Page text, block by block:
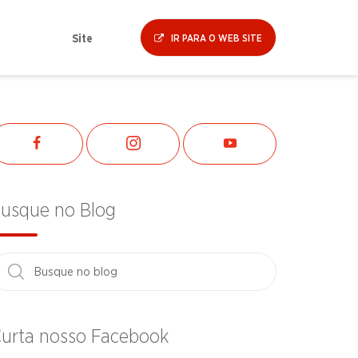
Site IR PARA O WEB SITE
no Blog
nosso Facebook